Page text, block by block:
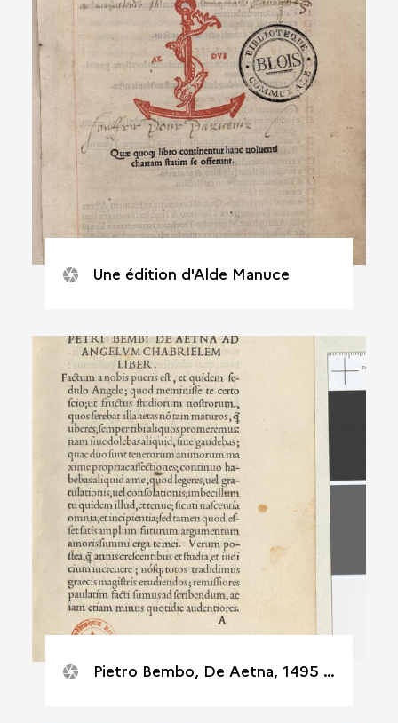
Une édition d'Alde Manuce
Pietro Bembo, De Aetna, 1495 4° 1ère page